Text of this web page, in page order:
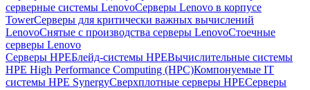
серверные системы LenovoСерверы Lenovo в корпусе
TowerСерверы для критически важных вычислений
LenovoСнятые с производства серверы LenovoСтоечные
серверы Lenovo
Серверы HPEБлейд-системы HPEВычислительные системы
HPE High Performance Computing (HPC)Компонуемые IT
системы HPE SynergyСверхплотные серверы HPEСерверы